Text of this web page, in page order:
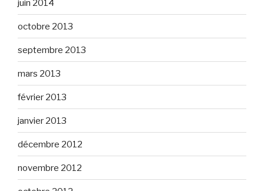
juin 2014
octobre 2013
septembre 2013
mars 2013
février 2013
janvier 2013
décembre 2012
novembre 2012